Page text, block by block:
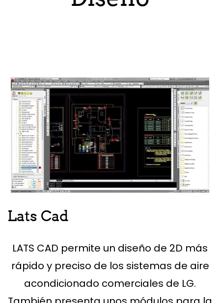
Lats Cad
LATS CAD permite un diseño de 2D más
rápido y preciso de los sistemas de aire
acondicionado comerciales de LG.